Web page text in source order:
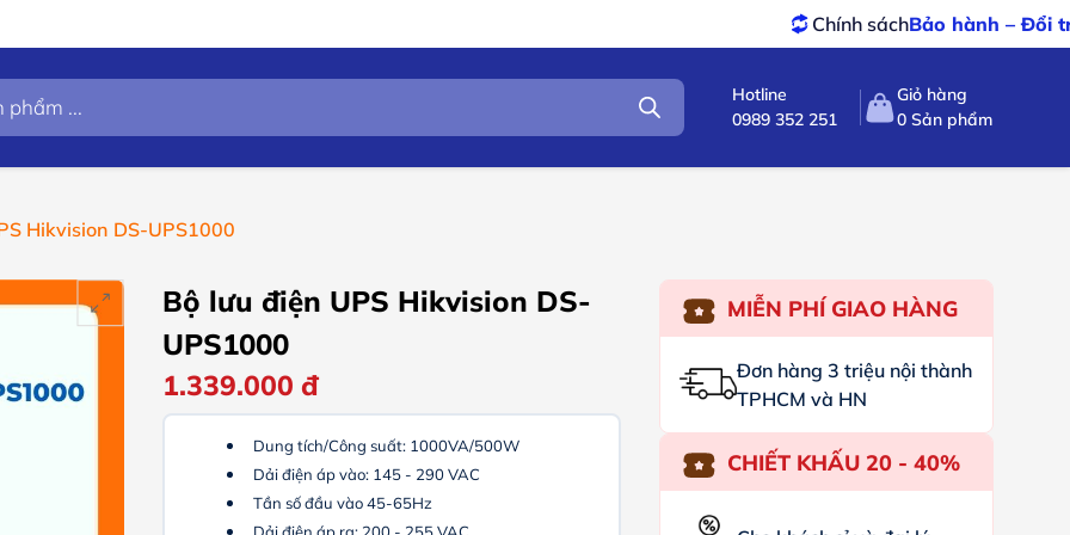
Bảo hành – Đổi trảtốt nhất
Hotline
0989 352 251
Giỏ hàng
0 Sản phẩm
Hikvision DS-UPS1000
Bộ lưu điện UPS Hikvision DS-
UPS1000
1.339.000đ
Dung tích/Công suất: 1000VA/500W
Dải điện áp vào: 145 - 290 VAC
Tần số đầu vào 45-65Hz
MIỄN PHÍ GIAO HÀNG
Đơn hàng 3 triệu nội thành
TPHCM và HN
CHIẾT KHẤU 20 - 40%